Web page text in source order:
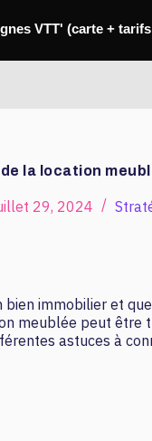
la location
29, 2024
bien immobilier et
meublée peut être
astuces à
VTT' (carte +